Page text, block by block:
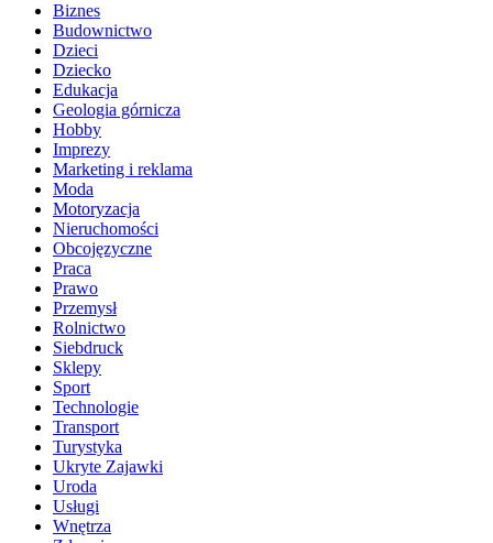
Biznes
Budownictwo
Dzieci
Dziecko
Edukacja
Geologia górnicza
Hobby
Imprezy
Marketing i reklama
Moda
Motoryzacja
Nieruchomości
Obcojęzyczne
Praca
Prawo
Przemysł
Rolnictwo
Siebdruck
Sklepy
Sport
Technologie
Transport
Turystyka
Ukryte Zajawki
Uroda
Usługi
Wnętrza